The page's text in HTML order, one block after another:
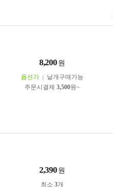
8,200 원
옵션가
낱개구매가능
주문시결제 3,500원~
2,390 원
최소 3개